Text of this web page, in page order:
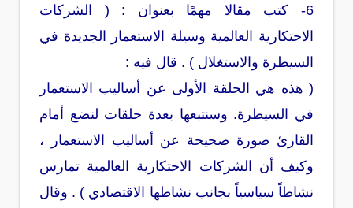
6- كتب مقالا مهمًا بعنوان : ( الشركات
الاحتكارية العالمية وسيلة الاستعمار الجديدة في
السيطرة والاستغلال ) . قال فيه :
( هذه هي الحلقة الأولى عن أساليب الاستعمار
في السيطرة. وسنتبعها بعدة حلقات لنضع أمام
القارئ صورة صحيحة عن أساليب الاستعمار ،
وكيف أن الشركات الاحتكارية العالمية تمارس
نشاطاً سياسياً بجانب نشاطها الاقتصادي ) . وقال